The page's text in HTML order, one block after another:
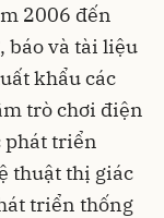
2006 đến
báo và tài liệu
khẩu các
trò chơi điện
phát triển
thuật thị giác
triển thống